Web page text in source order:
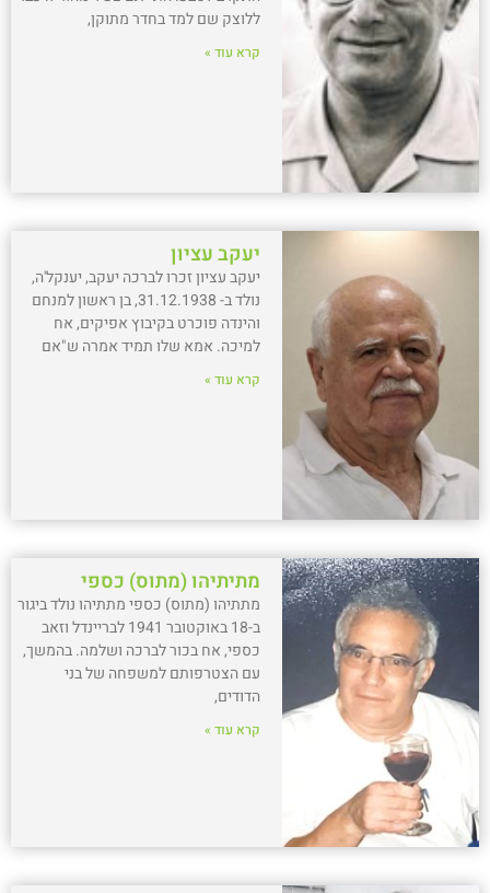
ללוצק שם למד בחדר מתוקן,
קרא עוד »
יעקב עציון
יעקב עציון זכרו לברכה יעקב, יענקל'ה,
נולד ב- 31.12.1938, בן ראשון למנחם
והינדה פוכרט בקיבוץ אפיקים, אח
למיכה. אמא שלו תמיד אמרה ש"אם
קרא עוד »
מתיתיהו (מתוס) כספי
מתתיהו (מתוס) כספי מתתיהו נולד ביגור
ב-18 באוקטובר 1941 לבריינדל וזאב
כספי, אח בכור לברכה ושלמה. בהמשך,
עם הצטרפותם למשפחה של בני
הדודים,
קרא עוד »